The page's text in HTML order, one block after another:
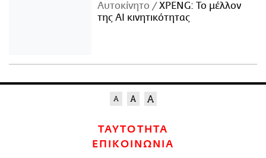
Αυτοκίνητο
XPENG: Το μέλλον
της AI κινητικότητας
ΤΑΥΤΟΤΗΤΑ
ΕΠΙΚΟΙΝΩΝΙΑ